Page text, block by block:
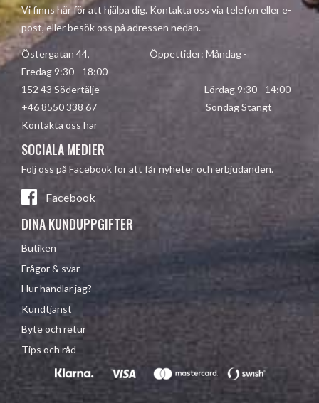
Vi finns här för att hjälpa dig. Kontakta oss via telefon eller e-
post, eller besök oss på adressen nedan.
Östergatan 44, Öppettider: Måndag -
Fredag 9:30 - 18:00
152 43 Södertälje Lördag 9:30 - 14:00
+46 8550 338 67 Söndag Stängt
Kontakta oss här
SOCIALA MEDIER
Följ oss på Facebook för att får nyheter och erbjudanden.
Facebook
DINA KUNDUPPGIFTER
Butiken
Frågor & svar
Hur handlar jag?
Kundtjänst
Byte och retur
Tips och råd